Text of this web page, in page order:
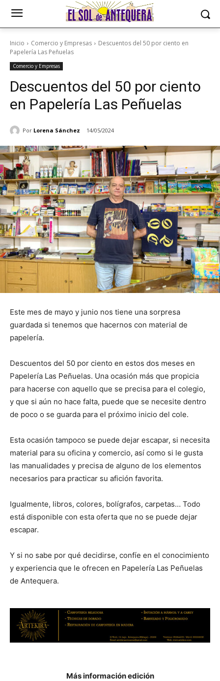
Inicio Comercio y Empresas
Descuentos del 50 por ciento en
Papelería Las Peñuelas
Comercio y Empresas
Descuentos del 50 por ciento
en Papelería Las Peñuelas
Por Lorena Sánchez 14/05/2024
Este mes de mayo y junio nos tiene una sorpresa
guardada si tenemos que hacernos con material de
papelería.
Descuentos del 50 por ciento en estos dos meses en
Papelería Las Peñuelas. Una ocasión más que propicia
para hacerse con aquello que se precisa para el colegio,
y que si aún no hace falta, puede que se necesite dentro
de poco o se guarda para el próximo inicio del cole.
Esta ocasión tampoco se puede dejar escapar, si necesita
material para su oficina y comercio, así como si le gusta
las manualidades y precisa de alguno de los elementos
necesarios para practicar su afición favorita.
Igualmente, libros, colores, bolígrafos, carpetas… Todo
está disponible con esta oferta que no se puede dejar
escapar.
Y si no sabe por qué decidirse, confíe en el conocimiento
y experiencia que le ofrecen en Papelería Las Peñuelas
de Antequera.
Más información edición